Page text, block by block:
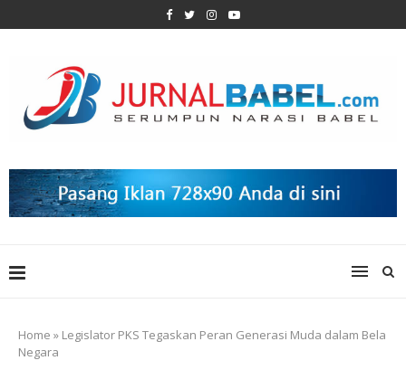
Home » Legislator PKS Tegaskan Peran Generasi Muda dalam Bela
Negara